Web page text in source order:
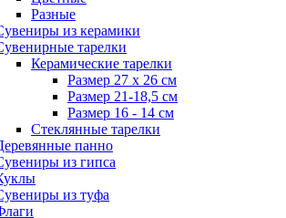
Разные
из керамики
тарелки
Керамические тарелки
Размер 27 х 26 см
Размер 21-18,5 см
Размер 16 - 14 см
Стеклянные тарелки
панно
из гипса
из туфа